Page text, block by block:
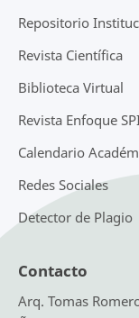
Repositorio
Revista Científica
Biblioteca Virtual
Revista Enfoque
Calendario
Redes Sociales
Detector de Plagio
Contacto
Arq. Tomas